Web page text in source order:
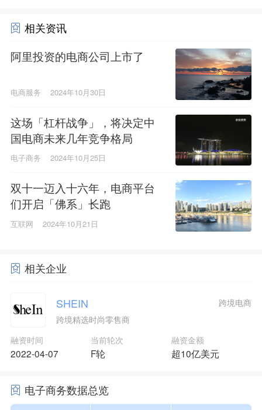
相关资讯
阿里投资的电商公司上市了
电商服务 2024年10月30日
这场「杠杆战争」，将决定中
国电商未来几年竞争格局
电子商务 2024年10月25日
双十一迈入十六年，电商平台
们开启「佛系」长跑
互联网 2024年10月21日
相关企业
SHEIN
跨境精选时尚零售商
跨境电商
融资时间
2022-04-07
当前轮次
F轮
融资金额
超10亿美元
电子商务数据总览